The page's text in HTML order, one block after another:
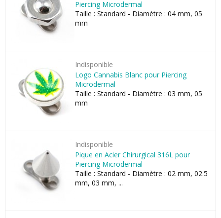
Piercing Microdermal
Taille : Standard - Diamètre : 04 mm, 05
mm
Indisponible
Logo Cannabis Blanc pour Piercing
Microdermal
Taille : Standard - Diamètre : 03 mm, 05
mm
Indisponible
Pique en Acier Chirurgical 316L pour
Piercing Microdermal
Taille : Standard - Diamètre : 02 mm, 02.5
mm, 03 mm, ...